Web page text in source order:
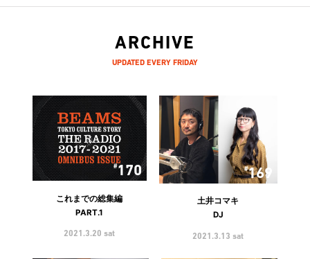
ARCHIVE
UPDATED EVERY FRIDAY
170
これまでの総集編
PART.1
2021.3.20 sat
169
土井コマキ
DJ
2021.3.13 sat